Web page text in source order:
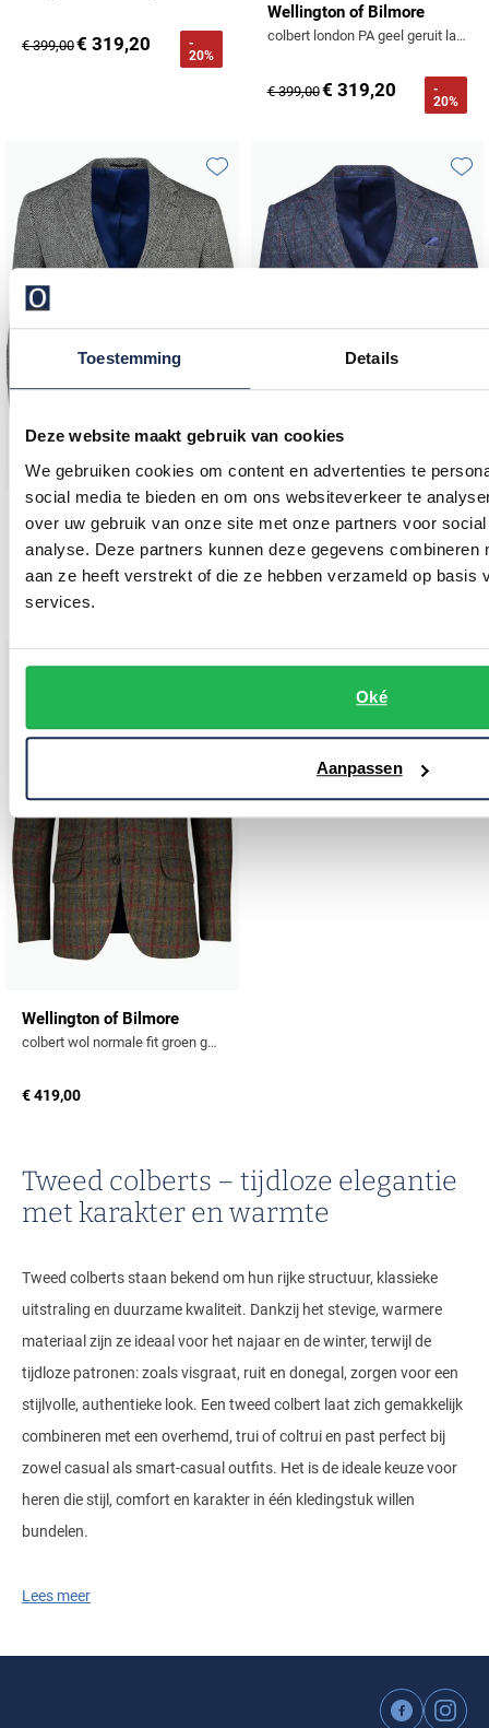
Toestemming Details
Deze website maakt gebruik van cookies
We gebruiken cookies om content en advertenties te
social media te bieden en om ons websiteverkeer te
over uw gebruik van onze site met onze partners voor
analyse. Deze partners kunnen deze gegevens combineren
aan ze heeft verstrekt of die ze hebben verzameld op basis
services.
Oké
Aanpassen
€ 399,00€ 319,20
-
20%
Wellington of Bilmore
colbert london PA geel geruit lamswol normale fit
€ 399,00€ 319,20
-
20%
Wellington of Bilmore
colbert wol normale fit grijs gemêleerd
€ 379,95
Toevoegen aan favorieten
Wellington of Bilmore
colbert normale fit blauw geruit
Wellington of Bilmore
colbert wol normale fit groen geruit
€ 419,00
Toevoegen aan favorieten
Tweed colberts – tijdloze elegantie
met karakter en warmte
Tweed colberts staan bekend om hun rijke structuur, klassieke
uitstraling en duurzame kwaliteit. Dankzij het stevige, warmere
materiaal zijn ze ideaal voor het najaar en de winter, terwijl de
tijdloze patronen: zoals visgraat, ruit en donegal, zorgen voor een
stijlvolle, authentieke look. Een tweed colbert laat zich gemakkelijk
combineren met een overhemd, trui of coltrui en past perfect bij
zowel casual als smart-casual outfits. Het is de ideale keuze voor
heren die stijl, comfort en karakter in één kledingstuk willen
bundelen.
Lees meer